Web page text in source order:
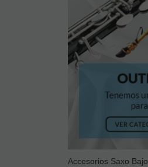
Accesorios Saxo Bajo